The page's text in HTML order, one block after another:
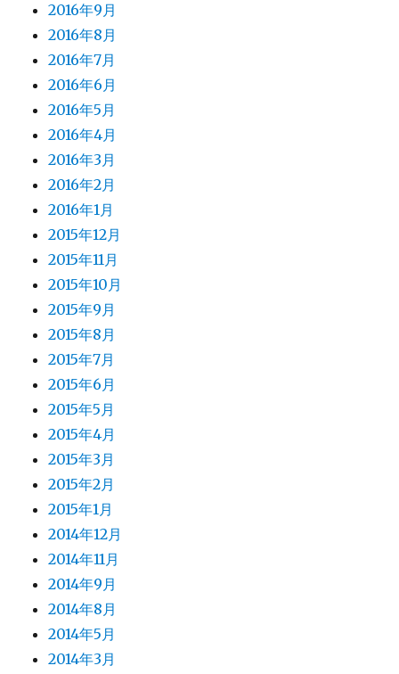
2016年9月
2016年8月
2016年7月
2016年6月
2016年5月
2016年4月
2016年3月
2016年2月
2016年1月
2015年12月
2015年11月
2015年10月
2015年9月
2015年8月
2015年7月
2015年6月
2015年5月
2015年4月
2015年3月
2015年2月
2015年1月
2014年12月
2014年11月
2014年9月
2014年8月
2014年5月
2014年3月